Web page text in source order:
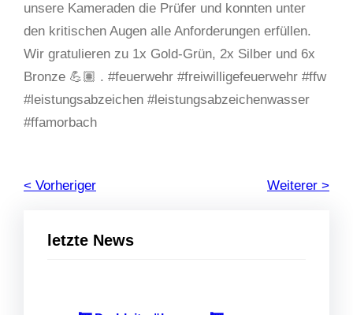
letzte News
unsere Kameraden die Prüfer und konnten unter
den kritischen Augen alle Anforderungen erfüllen.
Wir gratulieren zu 1x Gold-Grün, 2x Silber und 6x
Bronze 💪🏽 . #feuerwehr #freiwilligefeuerwehr #ffw
#leistungsabzeichen #leistungsabzeichenwasser
#ffamorbach
< Vorheriger Weiterer >